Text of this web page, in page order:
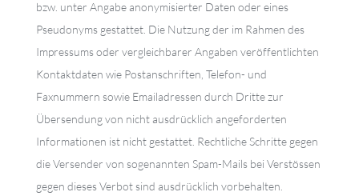
bzw. unter Angabe anonymisierter Daten oder eines
Pseudonyms gestattet. Die Nutzung der im Rahmen des
Impressums oder vergleichbarer Angaben veröffentlichten
Kontaktdaten wie Postanschriften, Telefon- und
Faxnummern sowie Emailadressen durch Dritte zur
Übersendung von nicht ausdrücklich angeforderten
Informationen ist nicht gestattet. Rechtliche Schritte gegen
die Versender von sogenannten Spam-Mails bei Verstössen
gegen dieses Verbot sind ausdrücklich vorbehalten.